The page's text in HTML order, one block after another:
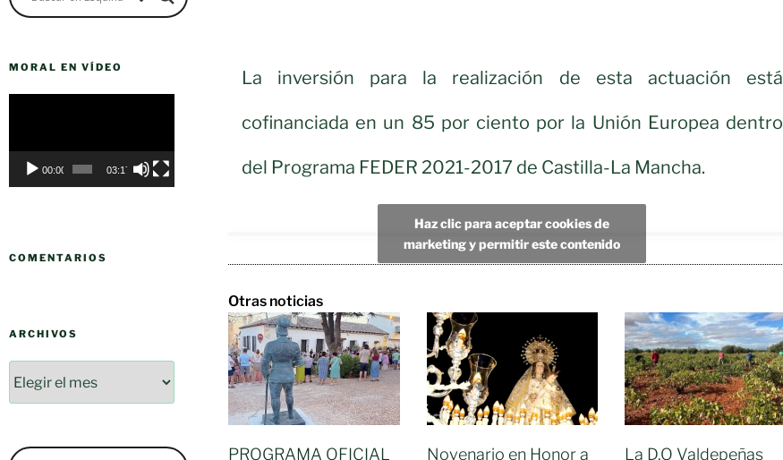
MORAL EN VÍDEO
00:00 03:17
COMENTARIOS
ARCHIVOS
La inversión para la realización de esta actuación está
cofinanciada en un 85 por ciento por la Unión Europea dentro
del Programa FEDER 2021-2017 de Castilla-La Mancha.
Haz clic para aceptar cookies de
marketing y permitir este contenido
Otras noticias
PROGRAMA OFICIAL Novenario en Honor a La D.O Valdepeñas